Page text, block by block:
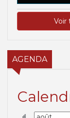
Voir
AGENDA